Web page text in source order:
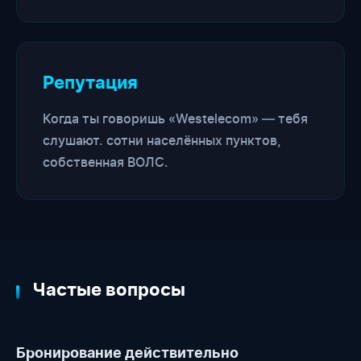
Репутация
Когда ты говоришь «Westelecom» — тебя
слушают. сотни населённых пунктов,
собственная ВОЛС.
Частые вопросы
Бронирование действительно